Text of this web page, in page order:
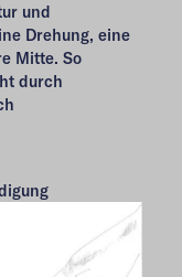
und
Drehung, eine
Mitte. So
durch